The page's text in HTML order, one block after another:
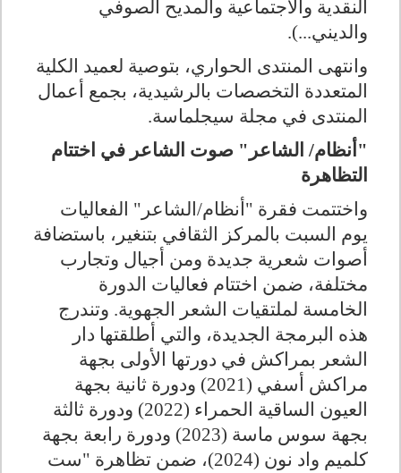
النقدية والاجتماعية والمديح الصوفي
والديني...).
وانتهى المنتدى الحواري، بتوصية لعميد الكلية
المتعددة التخصصات بالرشيدية، بجمع أعمال
المنتدى في مجلة سيجلماسة.
"أنظام/ الشاعر" صوت الشاعر في اختتام
التظاهرة
واختتمت فقرة "أنظام/الشاعر" الفعاليات
يوم السبت بالمركز الثقافي بتنغير، باستضافة
أصوات شعرية جديدة ومن أجيال وتجارب
مختلفة، ضمن اختتام فعاليات الدورة
الخامسة لملتقيات الشعر الجهوية. وتندرج
هذه البرمجة الجديدة، والتي أطلقتها دار
الشعر بمراكش في دورتها الأولى بجهة
مراكش أسفي (2021) ودورة ثانية بجهة
العيون الساقية الحمراء (2022) ودورة ثالثة
بجهة سوس ماسة (2023) ودورة رابعة بجهة
كلميم واد نون (2024)، ضمن تظاهرة "ست